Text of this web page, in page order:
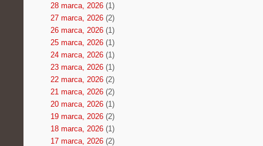
28 marca, 2026(1)
27 marca, 2026(2)
26 marca, 2026(1)
25 marca, 2026(1)
24 marca, 2026(1)
23 marca, 2026(1)
22 marca, 2026(2)
21 marca, 2026(2)
20 marca, 2026(1)
19 marca, 2026(2)
18 marca, 2026(1)
17 marca, 2026(2)